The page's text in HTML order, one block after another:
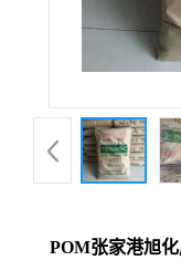
POM张家港旭